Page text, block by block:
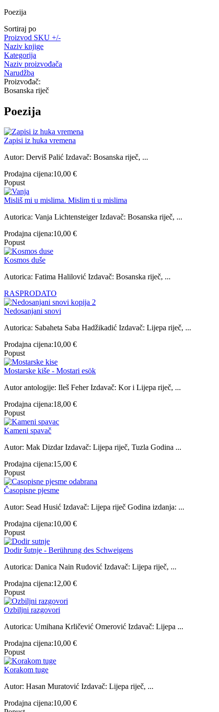
Poezija
Sortiraj po
Proizvod SKU +/-
Naziv knjige
Kategorija
Naziv proizvođača
Narudžba
Proizvođač:
Bosanska riječ
Poezija
Zapisi iz huka vremena
Autor: Derviš Palić Izdavač: Bosanska riječ, ...
Prodajna cijena:10,00 €
Popust
Misliš mi u mislima. Mislim ti u mislima
Autorica: Vanja Lichtensteiger Izdavač: Bosanska riječ, ...
Prodajna cijena:10,00 €
Popust
Kosmos duše
Autorica: Fatima Halilović Izdavač: Bosanska riječ, ...
RASPRODATO
Nedosanjani snovi
Autorica: Sabaheta Saba Hadžikadić Izdavač: Lijepa riječ, ...
Prodajna cijena:10,00 €
Popust
Mostarske kiše - Mostari esök
Autor antologije: Ileš Feher Izdavač: Kor i Lijepa riječ, ...
Prodajna cijena:18,00 €
Popust
Kameni spavač
Autor: Mak Dizdar Izdavač: Lijepa riječ, Tuzla Godina ...
Prodajna cijena:15,00 €
Popust
Časopisne pjesme
Autor: Sead Husić Izdavač: Lijepa riječ Godina izdanja: ...
Prodajna cijena:10,00 €
Popust
Dodir šutnje - Berührung des Schweigens
Autorica: Danica Nain Rudović Izdavač: Lijepa riječ, ...
Prodajna cijena:12,00 €
Popust
Ozbiljni razgovori
Autorica: Umihana Krličević Omerović Izdavač: Lijepa ...
Prodajna cijena:10,00 €
Popust
Korakom tuge
Autor: Hasan Muratović Izdavač: Lijepa riječ, ...
Prodajna cijena:10,00 €